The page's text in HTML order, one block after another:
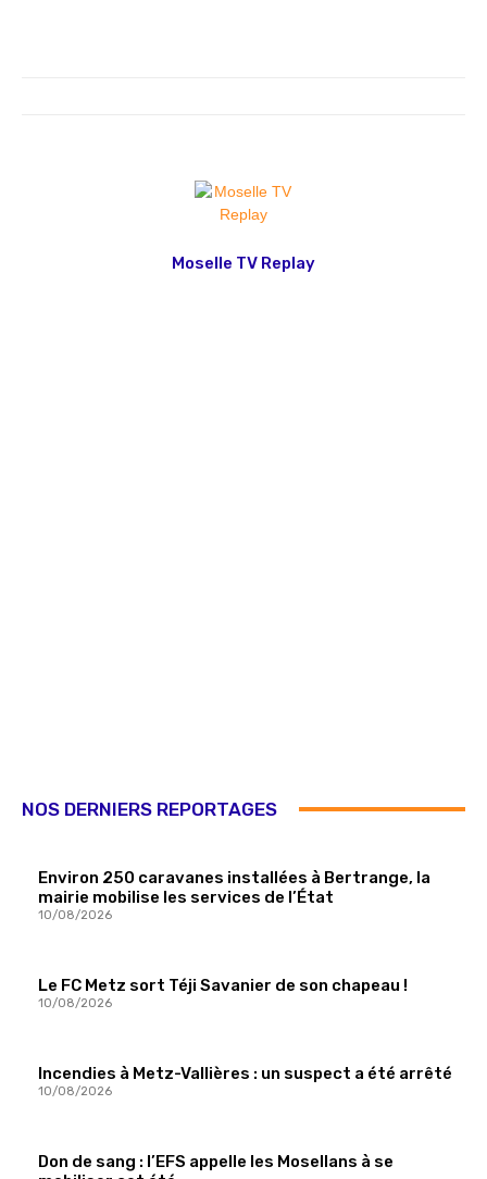
Moselle TV Replay
NOS DERNIERS REPORTAGES
Environ 250 caravanes installées à Bertrange, la
mairie mobilise les services de l’État
10/08/2026
Le FC Metz sort Téji Savanier de son chapeau !
10/08/2026
Incendies à Metz-Vallières : un suspect a été arrêté
10/08/2026
Don de sang : l’EFS appelle les Mosellans à se